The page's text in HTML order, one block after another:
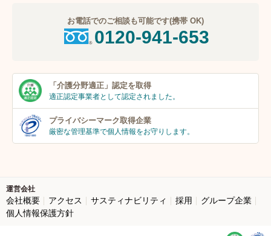
お電話でのご相談も可能です(携帯 OK)
0120-941-653
「介護分野適正」 認定を取得
適正認定事業者として認定されました。
プライバシーマーク取得企業
厳密な管理基準で個人情報をお守りします。
運営会社
会社概要 アクセス サスティナビリティ 採用
グループ企業
個人情報保護方針